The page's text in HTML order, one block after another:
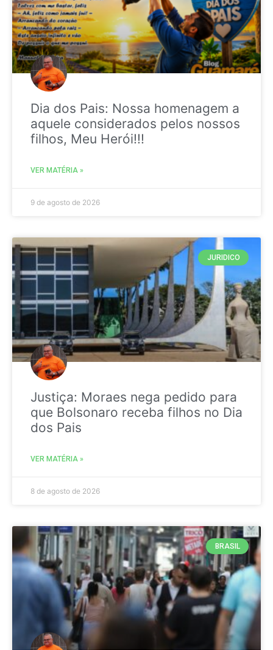
Dia dos Pais: Nossa homenagem a
aquele considerados pelos nossos
filhos, Meu Herói!!!
VER MATÉRIA »
9 de agosto de 2026
JURIDICO
Justiça: Moraes nega pedido para
que Bolsonaro receba filhos no Dia
dos Pais
VER MATÉRIA »
8 de agosto de 2026
BRASIL